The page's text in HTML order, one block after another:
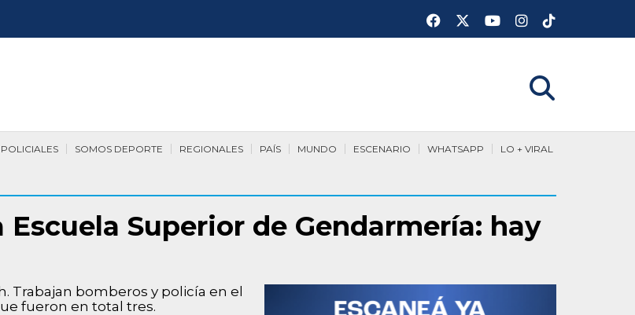
LO + VIRAL
WHATSAPP
ESCENARIO
MUNDO
PAÍS
REGIONALES
SOMOS DEPORTE
POLICIALES
Superior de Gendarmería: hay
Trabajan bomberos y policía en el
fueron en total tres.